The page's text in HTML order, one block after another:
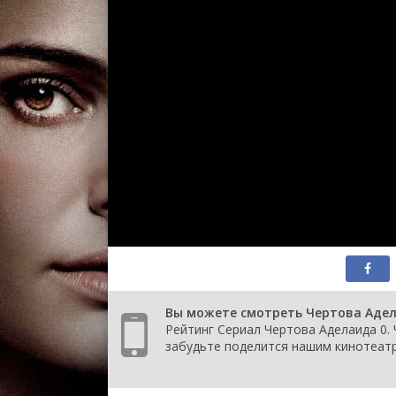
Вы можете смотреть Чертова
Рейтинг Сериал Чертова Аделаида
забудьте поделится нашим